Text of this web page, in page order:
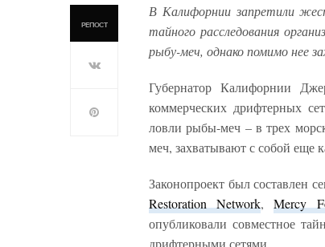
РЕПОСТ
В Калифорнии запретили
тайного расследования
рыбу-меч, однако помимо нее
Губернатор Калифорнии
коммерческих дрифтерных
ловли рыбы-меч – в трех
меч, захватывают с собой еще
Законопроект был составлен
Restoration Network,Mercy
опубликовали совместное
дрифтерными сетями.